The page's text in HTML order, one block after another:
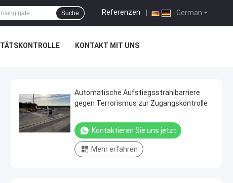
German
Referenzen
Suche
KONTAKT MIT UNS
Automatische Aufstiegsstrahlbarriere
gegen Terrorismus zur Zugangskontrolle
Kontaktieren Sie uns jetzt
Mehr erfahren